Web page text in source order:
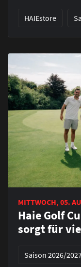
HAIEstore
MITTWOCH, 05.
Haie Golf
sorgt für
Saison 2026/